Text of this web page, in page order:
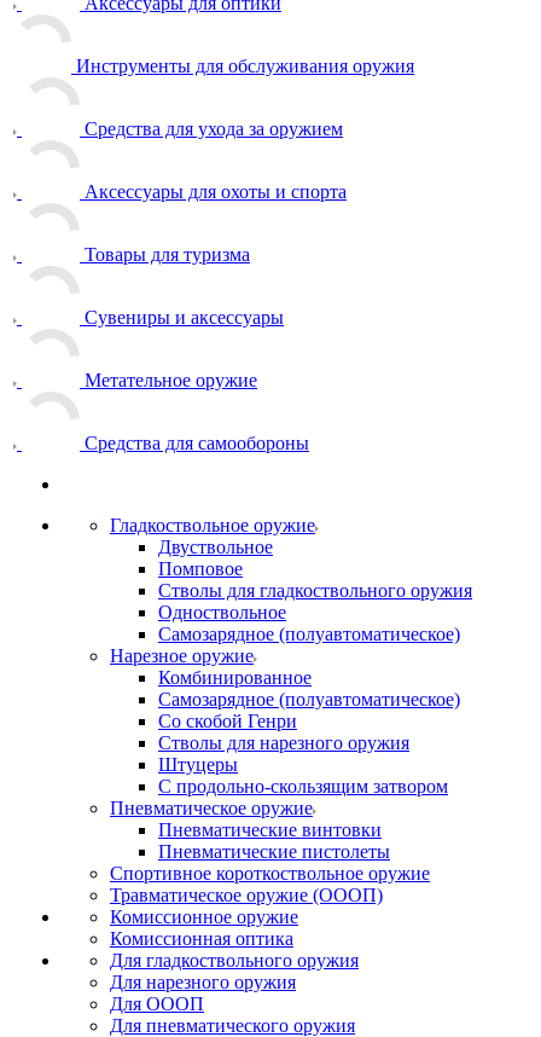
Инструменты для обслуживания оружия
Средства для ухода за оружием
Аксессуары для охоты и спорта
Товары для туризма
Сувениры и аксессуары
Метательное оружие
Средства для самообороны
Гладкоствольное оружие
Двуствольное
Помповое
Стволы для гладкоствольного оружия
Одноствольное
Самозарядное (полуавтоматическое)
Нарезное оружие
Комбинированное
Самозарядное (полуавтоматическое)
Со скобой Генри
Стволы для нарезного оружия
Штуцеры
С продольно-скользящим затвором
Пневматическое оружие
Пневматические винтовки
Пневматические пистолеты
Спортивное короткоствольное оружие
Травматическое оружие (ОООП)
Комиссионное оружие
Комиссионная оптика
Для гладкоствольного оружия
Для нарезного оружия
Для ОООП
Для пневматического оружия